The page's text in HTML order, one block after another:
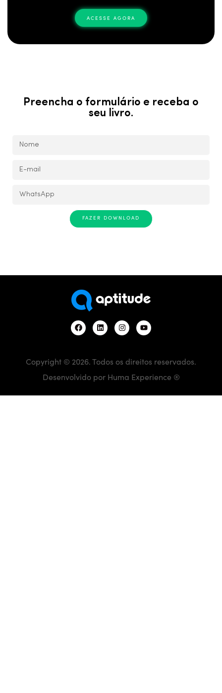
ACESSE AGORA
Preencha o formulário e receba o
seu livro.
FAZER DOWNLOAD
Copyright © 2026. Todos os direitos reservados.
Desenvolvido por Huma Experience ®